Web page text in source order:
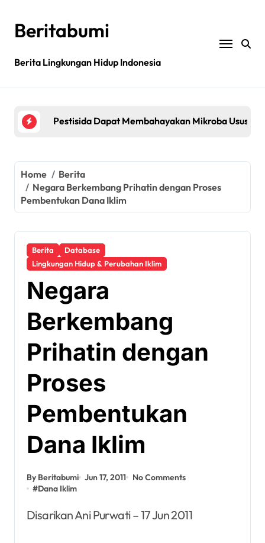
contentBeritabumi
Berita Lingkungan Hidup Indonesia
Bagaimana rantai pasokan global yang tidak
Penemuan gen padi dapat mengurangi
Bagaimana rantai pasokan global yang tidak
Filipina: MASIPAG Menentang Persetujuan Beras
Home
Berita
Negara Berkembang Prihatin dengan Proses
Pembentukan Dana Iklim
Berita
Database
Lingkungan Hidup & Perubahan Iklim
Negara
Berkembang
Prihatin dengan
Proses
Pembentukan
Dana Iklim
By Beritabumi Jun 17, 2011
No Comments
#Dana Iklim
Disarikan Ani Purwati – 17 Jun 2011